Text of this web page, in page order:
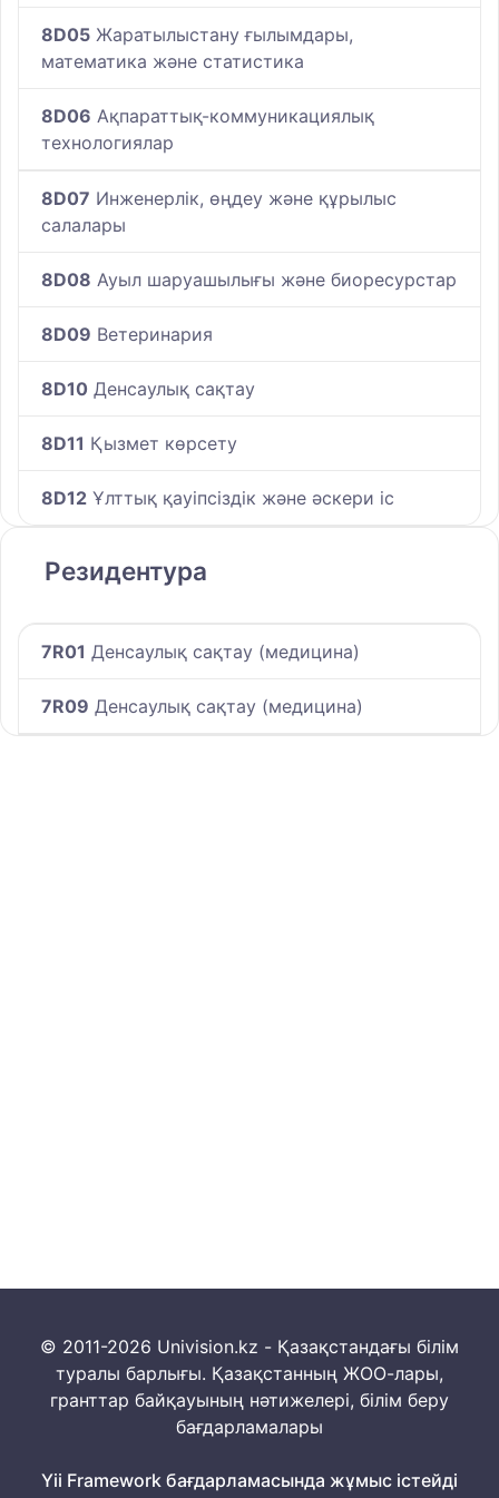
8D05 Жаратылыстану ғылымдары,
математика және статистика
8D06 Ақпараттық-коммуникациялық
технологиялар
8D07 Инженерлік, өңдеу және құрылыс
салалары
8D08 Ауыл шаруашылығы және биоресурстар
8D09 Ветеринария
8D10 Денсаулық сақтау
8D11 Қызмет көрсету
8D12 Ұлттық қауіпсіздік және әскери іс
Резидентура
7R01 Денсаулық сақтау (медицина)
7R09 Денсаулық сақтау (медицина)
© 2011-2026 Univision.kz - Қазақстандағы білім
туралы барлығы. Қазақстанның ЖОО-лары,
гранттар байқауының нәтижелері, білім беру
бағдарламалары
Yii Framework бағдарламасында жұмыс істейді